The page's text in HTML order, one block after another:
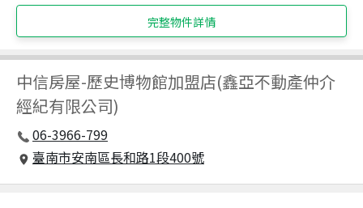
完整物件詳情
中信房屋-歷史博物館加盟店(鑫亞不動產仲介
經紀有限公司)
06-3966-799
臺南市安南區長和路1段400號